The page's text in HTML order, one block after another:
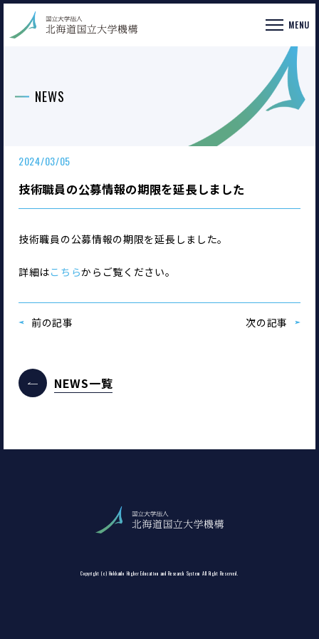
MENU
NEWS
2024/03/05
技術職員の公募情報の期限を延長しました
技術職員の公募情報の期限を延長しました。
詳細はこちらからご覧ください。
前の記事 次の記事
NEWS一覧
Copyright (c) Hokkaido Higher Education and Research System All Right Reserved.